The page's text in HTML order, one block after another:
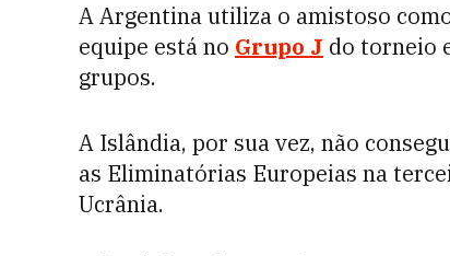
A Argentina utiliza o amistoso
equipe está no Grupo J do torneio
grupos.
A Islândia, por sua vez, não
as Eliminatórias Europeias na
Ucrânia.